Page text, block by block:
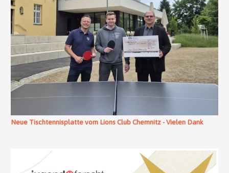
Neue Tischtennisplatte vom Lions Club Chemnitz - Vielen Dank